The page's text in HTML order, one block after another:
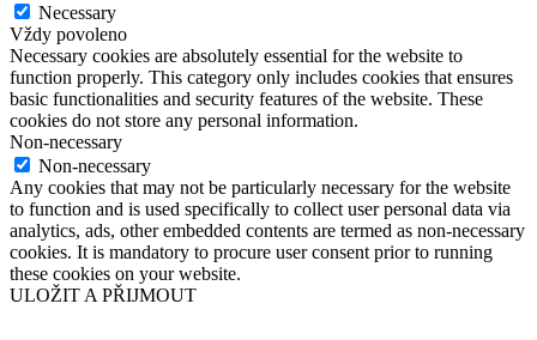
Necessary
Vždy povoleno
Necessary cookies are absolutely essential for the website to
function properly. This category only includes cookies that ensures
basic functionalities and security features of the website. These
cookies do not store any personal information.
Non-necessary
Non-necessary
Any cookies that may not be particularly necessary for the website
to function and is used specifically to collect user personal data via
analytics, ads, other embedded contents are termed as non-necessary
cookies. It is mandatory to procure user consent prior to running
these cookies on your website.
ULOŽIT A PŘIJMOUT